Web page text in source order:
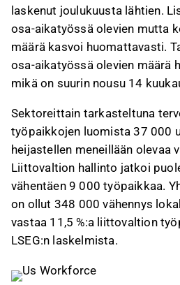
laskenut joulukuusta lähtien.
osa-aikatyössä olevien mutta
määrä kasvoi huomattavasti.
osa-aikatyössä olevien määrä
mikä on suurin nousu 14
Sektoreittain tarkasteltuna
työpaikkojen luomista 37 000
heijastellen meneillään olevaa
Liittovaltion hallinto jatkoi
vähentäen 9 000 työpaikkaa.
on ollut 348 000 vähennys
vastaa 11,5 %:a liittovaltion
LSEG:n laskelmista.